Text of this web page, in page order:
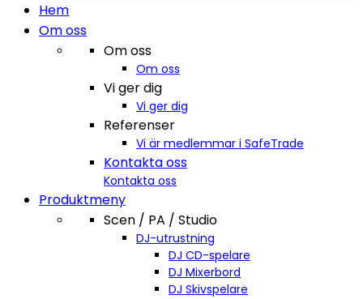
Hem
Om oss
Om oss
Om oss
Vi ger dig
Vi ger dig
Referenser
Vi är medlemmar i SafeTrade
Kontakta oss
Kontakta oss
Produktmeny
Scen / PA / Studio
DJ-utrustning
DJ CD-spelare
DJ Mixerbord
DJ Skivspelare